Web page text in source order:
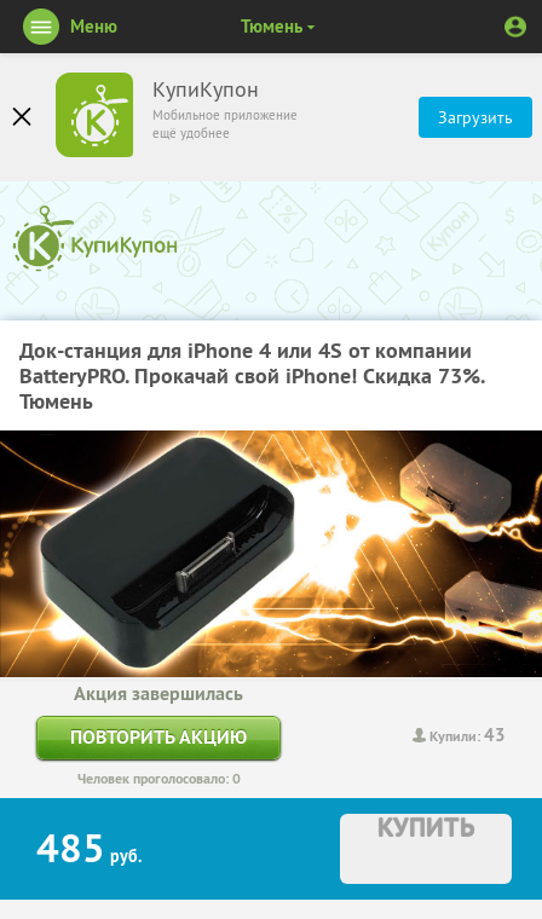
КупиКупон
Мобильное приложение
ещё удобнее
Загрузить
Меню Тюмень
Док-станция для iPhone 4 или 4S от компании
BatteryPRO. Прокачай свой iPhone! Скидка 73%.
Тюмень
Купили:43
Акция завершилась
ПОВТОРИТЬ АКЦИЮ
Человек проголосовало: 0
485 руб.
КУПИТЬ